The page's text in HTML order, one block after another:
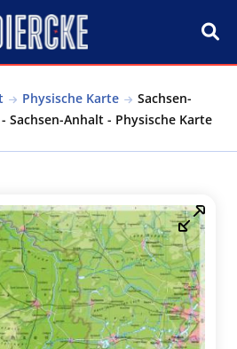
Physische Karte
Sachsen-
Sachsen-Anhalt - Physische Karte